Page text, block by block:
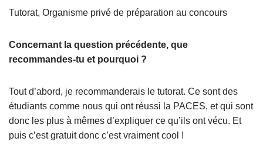
Tutorat, Organisme privé de préparation au concours
Concernant la question précédente, que
recommandes-tu et pourquoi ?
Tout d’abord, je recommanderais le tutorat. Ce sont des
étudiants comme nous qui ont réussi la PACES, et qui sont
donc les plus à mêmes d’expliquer ce qu’ils ont vécu. Et
puis c’est gratuit donc c’est vraiment cool !